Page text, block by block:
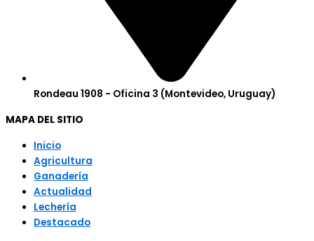
Rondeau 1908 - Oficina 3 (Montevideo, Uruguay)
MAPA DEL SITIO
Inicio
Agricultura
Ganadería
Actualidad
Lechería
Destacado